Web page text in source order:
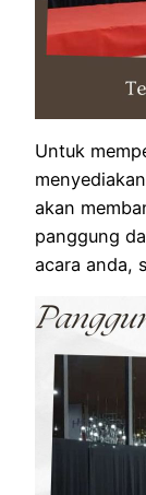
Untuk
akan
panggung
acara anda,